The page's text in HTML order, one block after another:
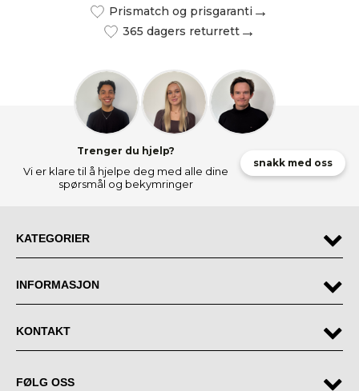
Prismatch og prisgaranti
365 dagers returrett
Trenger du hjelp?
Vi er klare til å hjelpe deg med alle dine
spørsmål og bekymringer
snakk med oss
KATEGORIER
INFORMASJON
KONTAKT
FØLG OSS